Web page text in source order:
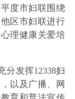
度市妇联围绕
区市妇联进行
理健康关爱培
分发挥12338妇
以及广播、网